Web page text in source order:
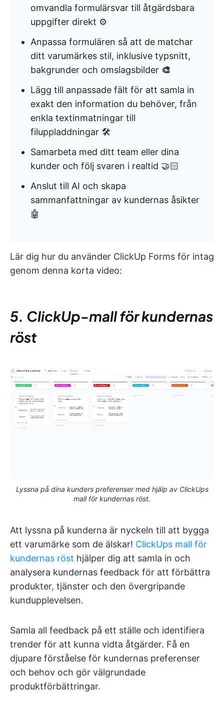
omvandla formulärsvar till åtgärdsbara
uppgifter direkt ⚙️
Anpassa formulären så att de matchar
ditt varumärkes stil, inklusive typsnitt,
bakgrunder och omslagsbilder 🎨
Lägg till anpassade fält för att samla in
exakt den information du behöver, från
enkla textinmatningar till
filuppladdningar 🛠️
Samarbeta med ditt team eller dina
kunder och följ svaren i realtid 🤝🏻
Anslut till AI och skapa
sammanfattningar av kundernas åsikter
🤖
Lär dig hur du använder ClickUp Forms för intag
genom denna korta video:
5. ClickUp-mall för kundernas
röst
Lyssna på dina kunders preferenser med hjälp av ClickUps
mall för kundernas röst.
Att lyssna på kunderna är nyckeln till att bygga
ett varumärke som de älskar! ClickUps mall för
kundernas röst hjälper dig att samla in och
analysera kundernas feedback för att förbättra
produkter, tjänster och den övergripande
kundupplevelsen.
Samla all feedback på ett ställe och identifiera
trender för att kunna vidta åtgärder. Få en
djupare förståelse för kundernas preferenser
och behov och gör välgrundade
produktförbättringar.